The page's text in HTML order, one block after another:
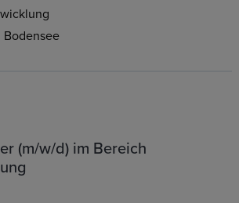
Bodensee
(m/w/d) im Bereich